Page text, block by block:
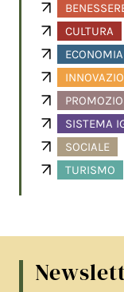
CULTURA
ECONOMIA
SISTEMA
SOCIALE
TURISMO